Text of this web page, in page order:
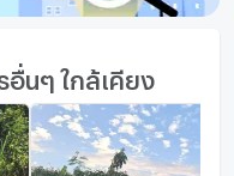
อื่นๆ ใกล้เคียง